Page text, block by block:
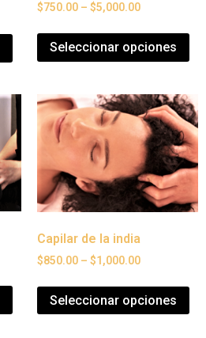
$750.00 – $5,000.00
Seleccionar opciones
Capilar de la india
$850.00 – $1,000.00
Seleccionar opciones